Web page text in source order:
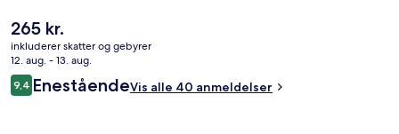
Den
nuværende
pris
er
265 kr.
265 kr.
inkluderer skatter og gebyrer
12. aug. - 13. aug.
Anmeldelser
9,49,4 ud af 10.
EneståendeVis alle 40 anmeldelser